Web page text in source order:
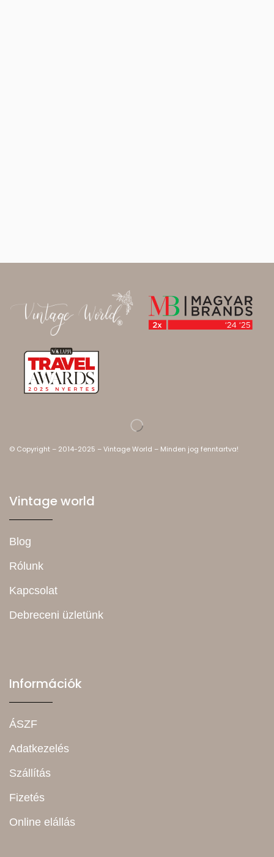
© Copyright – 2014-2025 – Vintage World – Minden jog fenntartva!
Vintage world
Blog
Rólunk
Kapcsolat
Debreceni üzletünk
Információk
ÁSZF
Adatkezelés
Szállítás
Fizetés
Online elállás